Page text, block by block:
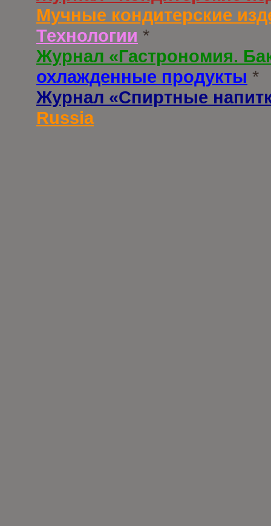
Мучные кондитерские
Технологии *
Журнал «Гастрономия.
охлажденные продукты *
Журнал «Спиртные
Russia